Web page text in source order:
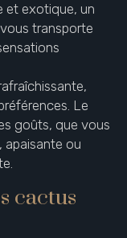
et exotique, un
transporte
Le
goûts, que vous
apaisante ou
cactus